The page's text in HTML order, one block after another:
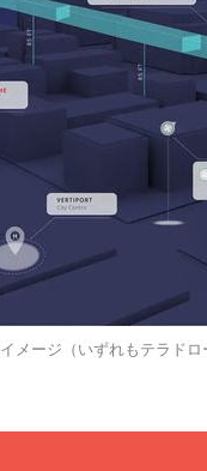
メージ（いずれもテラドロ